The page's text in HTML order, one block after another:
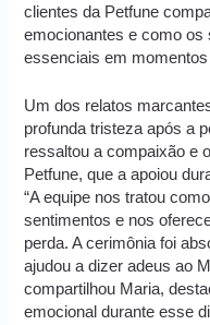
clientes da Petfune
emocionantes e como
essenciais em
Um dos relatos
profunda tristeza após a
ressaltou a compaixão e
Petfune, que a apoiou
“A equipe nos tratou
sentimentos e nos
perda. A cerimônia foi
ajudou a dizer adeus ao
compartilhou Maria,
emocional durante esse